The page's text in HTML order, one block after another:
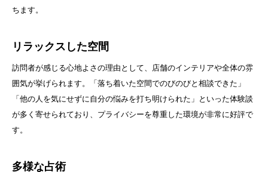
ちます。
リラックスした空間
訪問者が感じる心地よさの理由として、店舗のインテリアや全体の雰
囲気が挙げられます。「落ち着いた空間でのびのびと相談できた」
「他の人を気にせずに自分の悩みを打ち明けられた」といった体験談
が多く寄せられており、プライバシーを尊重した環境が非常に好評で
す。
多様な占術